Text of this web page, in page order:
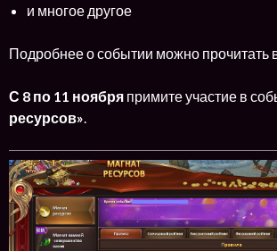
и многое другое
Подробнее о событии можно прочитать
С 8 по 11 ноября примите участие в
ресурсов».